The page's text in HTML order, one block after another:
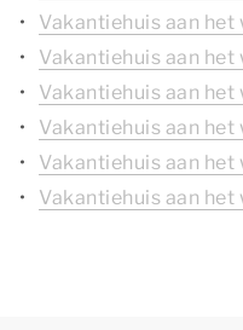
Vakantiehuis aan het
Vakantiehuis aan
Vakantiehuis aan
Vakantiehuis aan
Vakantiehuis aan
Vakantiehuis aan